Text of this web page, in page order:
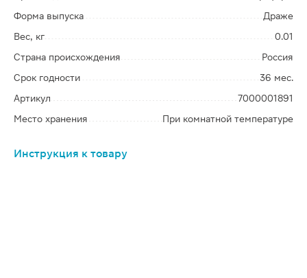
Форма выпуска
Драже
Вес, кг
0.01
Страна происхождения
Россия
Срок годности
36 мес.
Артикул
7000001891
Место хранения
При комнатной температуре
Инструкция к товару